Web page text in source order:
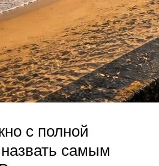
с полной
самым